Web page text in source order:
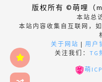
版权所有 ©萌哩（
本站总
本站内容收集自互联网，
关于网站 | 用户
关注我们： TG
萌